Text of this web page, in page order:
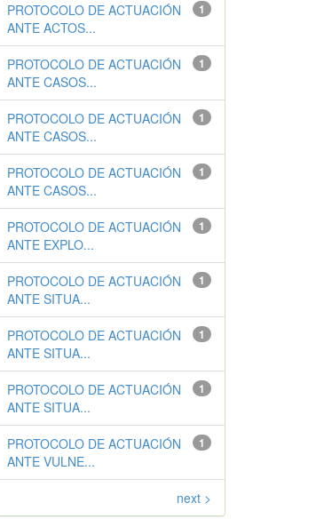
1
PROTOCOLO DE ACTUACIÓN
ANTE ACTOS...
1
PROTOCOLO DE ACTUACIÓN
ANTE CASOS...
1
PROTOCOLO DE ACTUACIÓN
ANTE CASOS...
1
PROTOCOLO DE ACTUACIÓN
ANTE CASOS...
1
PROTOCOLO DE ACTUACIÓN
ANTE EXPLO...
1
PROTOCOLO DE ACTUACIÓN
ANTE SITUA...
1
PROTOCOLO DE ACTUACIÓN
ANTE SITUA...
1
PROTOCOLO DE ACTUACIÓN
ANTE SITUA...
1
PROTOCOLO DE ACTUACIÓN
ANTE VULNE...
next >